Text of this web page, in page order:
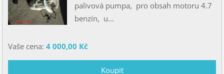
palivová pumpa, pro obsah motoru 4.7
benzín, u...
Vaše cena: 4 000,00 Kč